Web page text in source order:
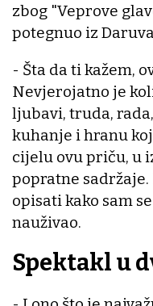
zbog "Veprove
potegnuo iz
- Šta da ti kažem,
Nevjerojatno je
ljubavi, truda,
kuhanje i hranu
cijelu ovu priču, u
popratne
opisati kako sam
nauživao.
Spektakl u